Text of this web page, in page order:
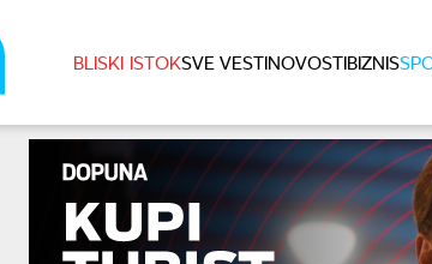
BLISKI ISTOKSVE VESTINOVOSTIBIZNIS